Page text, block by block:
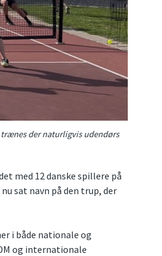
der naturligvis udendørs
med 12 danske spillere på
sat navn på den trup, der
i både nationale og
og internationale